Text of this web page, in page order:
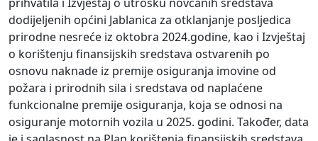
dodijeljenih općini Jablanica za otklanjanje posljedica
prirodne nesreće iz oktobra 2024.godine, kao i Izvještaj
o korištenju finansijskih sredstava ostvarenih po
osnovu naknade iz premije osiguranja imovine od
požara i prirodnih sila i sredstava od naplaćene
funkcionalne premije osiguranja, koja se odnosi na
osiguranje motornih vozila u 2025. godini. Također, data